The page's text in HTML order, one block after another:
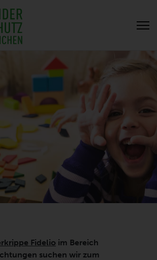
Fidelio im Bereich
suchen wir zum